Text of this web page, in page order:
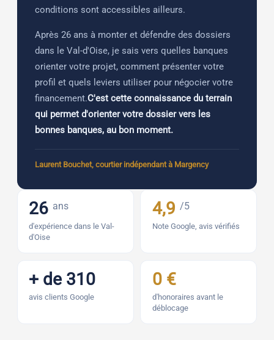
conditions sont accessibles ailleurs.
Après 26 ans à monter et défendre des dossiers
dans le Val-d'Oise, je sais vers quelles banques
orienter votre projet, comment présenter votre
profil et quels leviers utiliser pour négocier votre
financement.C'est cette connaissance du terrain
qui permet d'orienter votre dossier vers les
bonnes banques, au bon moment.
Laurent Bouchet, courtier indépendant à Margency
26 ans
d'expérience dans le Val-
d'Oise
4,9 /5
Note Google, avis vérifiés
+ de 310
avis clients Google
0 €
d'honoraires avant le
déblocage